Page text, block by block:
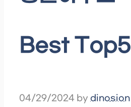
Best Top5
04/29/2024 by dinosion